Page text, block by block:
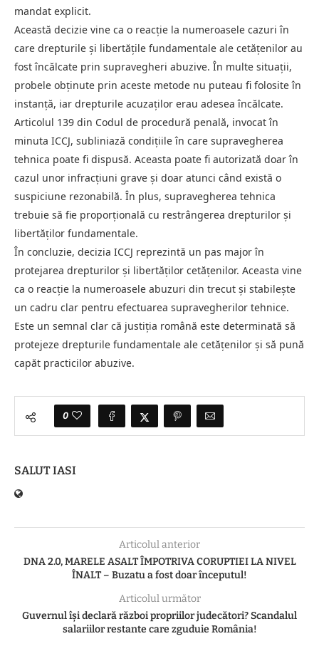
mandat explicit.
Această decizie vine ca o reacție la numeroasele cazuri în
care drepturile și libertățile fundamentale ale cetățenilor au
fost încălcate prin supravegheri abuzive. În multe situații,
probele obținute prin aceste metode nu puteau fi folosite în
instanță, iar drepturile acuzaților erau adesea încălcate.
Articolul 139 din Codul de procedură penală, invocat în
minuta ICCJ, subliniază condițiile în care supravegherea
tehnica poate fi dispusă. Aceasta poate fi autorizată doar în
cazul unor infracțiuni grave și doar atunci când există o
suspiciune rezonabilă. În plus, supravegherea tehnica
trebuie să fie proporțională cu restrângerea drepturilor și
libertăților fundamentale.
În concluzie, decizia ICCJ reprezintă un pas major în
protejarea drepturilor și libertăților cetățenilor. Aceasta vine
ca o reacție la numeroasele abuzuri din trecut și stabilește
un cadru clar pentru efectuarea supravegherilor tehnice.
Este un semnal clar că justiția română este determinată să
protejeze drepturile fundamentale ale cetățenilor și să pună
capăt practicilor abuzive.
0
SALUT IASI
Articolul anterior
DNA 2.0, MARELE ASALT ÎMPOTRIVA CORUPTIEI LA NIVEL
ÎNALT – Buzatu a fost doar începutul!
Articolul următor
Guvernul își declară război propriilor judecători? Scandalul
salariilor restante care zguduie România!